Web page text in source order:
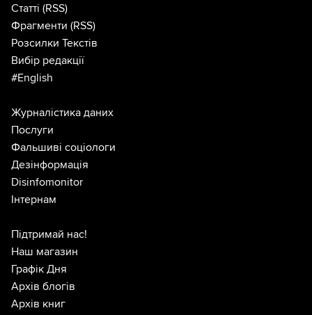
Статті (RSS)
Фрагменти (RSS)
Розсилки Текстів
Вибір редакції
#English
Журналістика даних
Послуги
Фальшиві соціологи
Дезінформація
Disinfomonitor
Інтернам
Підтримай нас!
Наш магазин
Графік Дня
Архів блогів
Архів книг